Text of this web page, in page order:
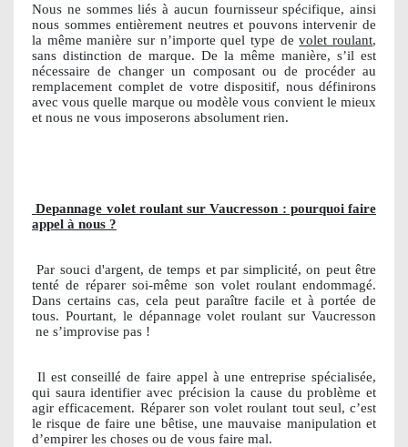
Nous ne sommes liés à aucun fournisseur spécifique, ainsi
nous sommes entièrement neutres et pouvons intervenir de
la même manière sur n’importe quel type devolet roulant,
sans distinction de marque. De la même manière, s’il est
nécessaire de changer un composant ou de procéder au
remplacement complet de votre dispositif, nous définirons
avec vous quelle marque ou modèle vous convient le mieux
et nous ne vous imposerons absolument rien.
Depannage volet roulant sur Vaucresson : pourquoi faire
appel à nous ?
Par souci d'argent, de temps et par simplicité, on peut être
tenté de réparer soi-même son volet roulant endommagé.
Dans certains cas, cela peut paraître facile et à portée de
tous. Pourtant, le dépannage volet roulant sur Vaucresson
ne s’improvise pas !
Il est conseillé de faire appel à une entreprise spécialisée,
qui saura identifier avec précision la cause du problème et
agir efficacement. Réparer son volet roulant tout seul, c’est
le risque de faire une bêtise, une mauvaise manipulation et
d’empirer les choses ou de vous faire mal.